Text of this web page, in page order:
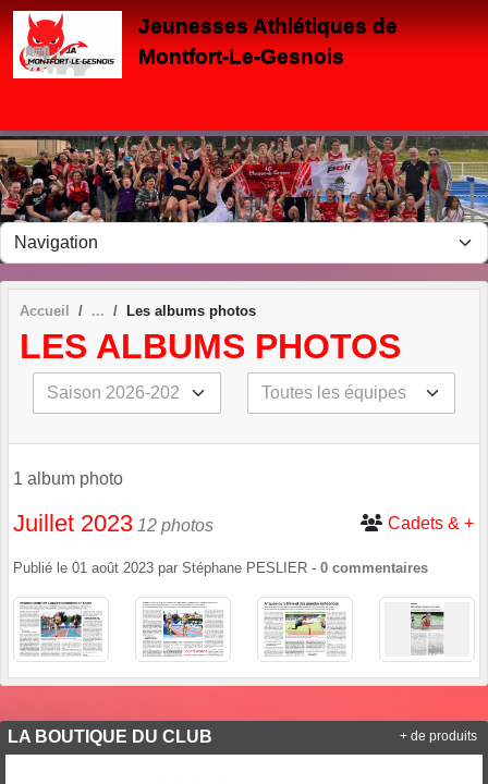
Jeunesses Athlétiques de
Montfort-Le-Gesnois
Accueil Les albums photos
LES ALBUMS PHOTOS
1 album photo
Juillet 2023 12 photos Cadets & +
Publié le 01 août 2023 par Stéphane PESLIER - 0 commentaires
LA BOUTIQUE DU CLUB + de produits
Panneau de gestion des cookies